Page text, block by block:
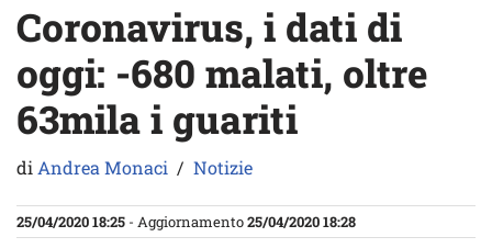
Coronavirus, i dati di
oggi: -680 malati, oltre
63mila i guariti
diAndrea Monaci Notizie
25/04/2020 18:25 - Aggiornamento25/04/2020 18:28